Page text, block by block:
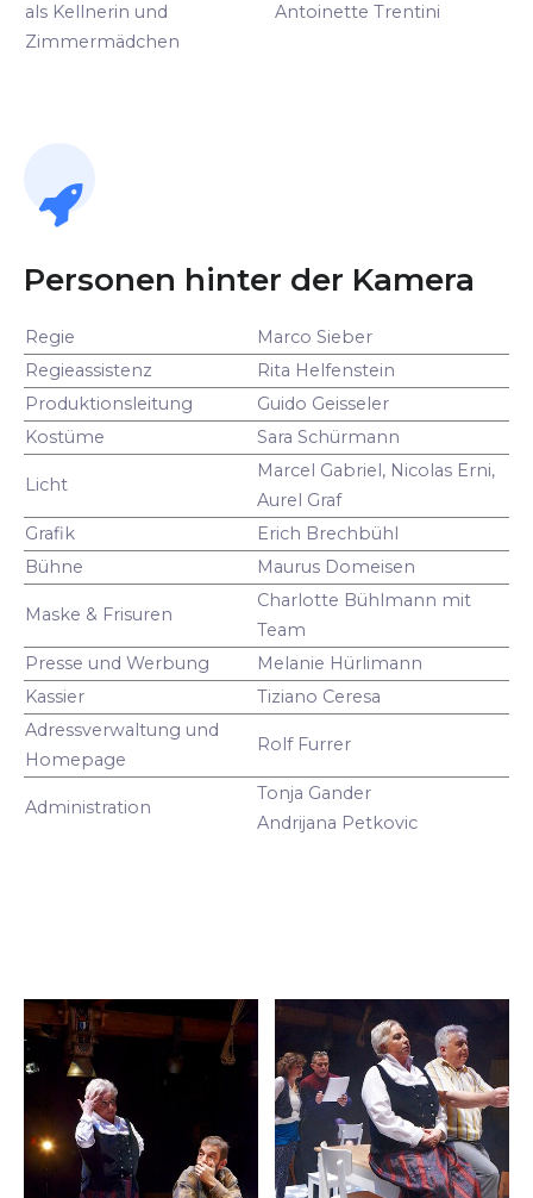
als Kellnerin und
Zimmermädchen
Antoinette Trentini
Personen hinter der Kamera
Regie
Marco Sieber
Regieassistenz
Rita Helfenstein
Produktionsleitung
Guido Geisseler
Kostüme
Sara Schürmann
Licht
Marcel Gabriel, Nicolas Erni,
Aurel Graf
Grafik
Erich Brechbühl
Bühne
Maurus Domeisen
Maske & Frisuren
Charlotte Bühlmann mit
Team
Presse und Werbung
Melanie Hürlimann
Kassier
Tiziano Ceresa
Adressverwaltung und
Homepage
Rolf Furrer
Administration
Tonja Gander
Andrijana Petkovic